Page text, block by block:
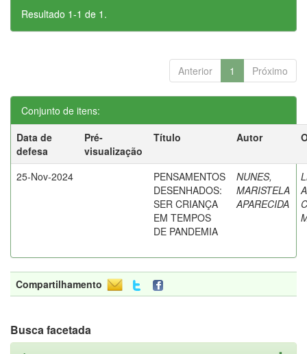
Resultado 1-1 de 1.
Anterior 1 Próximo
Conjunto de itens:
Data de
defesa
Pré-
visualização
Título Autor
25-Nov-2024
PENSAMENTOS
DESENHADOS:
SER CRIANÇA
EM TEMPOS
DE PANDEMIA
NUNES,
MARISTELA
APARECIDA
Compartilhamento
Busca facetada